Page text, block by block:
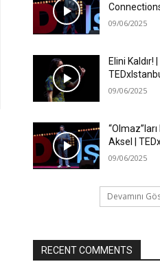
09/06/2025
Elini Kaldır!
09/06/2025
Aksel |
09/06/2025
Devamını
RECENT COMMENTS